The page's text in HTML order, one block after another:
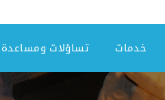
خدمات تساؤلات ومساعدة